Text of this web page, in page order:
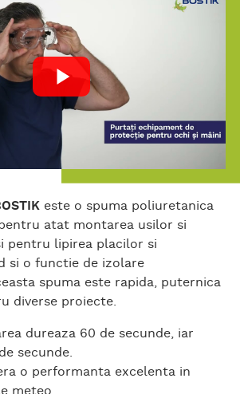
ok
este o spuma poliuretanica
atat montarea usilor si
pentru lipirea placilor si
si o functie de izolare
spuma este rapida, puternica
diverse proiecte.
dureaza 60 de secunde, iar
secunde.
o performanta excelenta in
meteo.